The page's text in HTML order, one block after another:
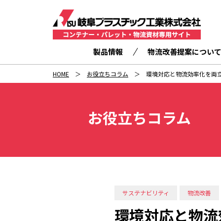
製品情報 物流改善提案について
HOME お役立ちコラム 環境対応と物流効率化を両
お役立ちコラム
サステナビリティ 物流改善
環境対応と物